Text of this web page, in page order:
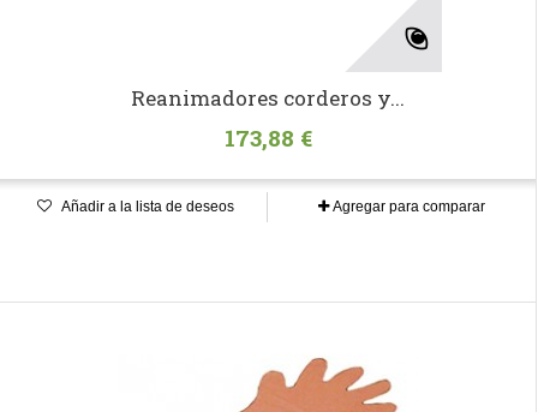
Reanimadores corderos y...
173,88 €
Añadir a la lista de deseos Agregar para comparar